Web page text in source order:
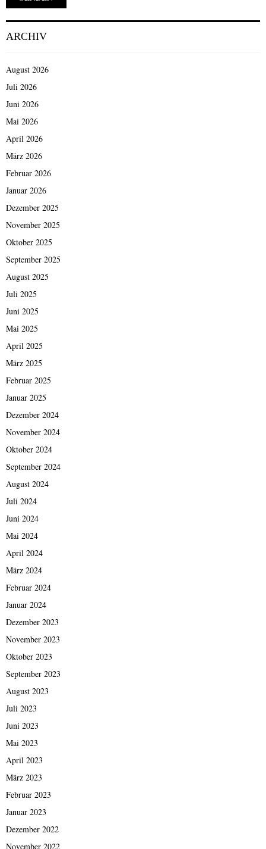
ARCHIV
August 2026
Juli 2026
Juni 2026
Mai 2026
April 2026
März 2026
Februar 2026
Januar 2026
Dezember 2025
November 2025
Oktober 2025
September 2025
August 2025
Juli 2025
Juni 2025
Mai 2025
April 2025
März 2025
Februar 2025
Januar 2025
Dezember 2024
November 2024
Oktober 2024
September 2024
August 2024
Juli 2024
Juni 2024
Mai 2024
April 2024
März 2024
Februar 2024
Januar 2024
Dezember 2023
November 2023
Oktober 2023
September 2023
August 2023
Juli 2023
Juni 2023
Mai 2023
April 2023
März 2023
Februar 2023
Januar 2023
Dezember 2022
November 2022